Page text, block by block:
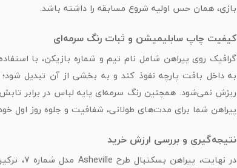
بازی، همان حس اولیه شروع مسابقه را داشته باشد.
کیفیت چاپ سابلیمیشن و ثبات رنگ سرمه‌ای
گرافیک روی پیراهن شامل نام تیم و شماره بازیکن، با
به داخل بافت پارچه نفوذ کند و به بخشی از آن تبدیل
ریزش نمی‌شود. همچنین رنگ سرمه‌ای پایه لباس در برابر
پیراهن شما برای مدت‌های طولانی، شفافیت و جلوه روز اول
نتیجه‌گیری و بررسی ارزش خرید
در نهایت، پیراهن بسکتبال طرح Asheville مدل شماره 7، ترکیبی از مهندسی پوشاک و طراحی مدرن است. این محصول با تمرکز بر سه فاکتور اصلی: